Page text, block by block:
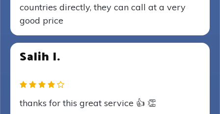
countries directly, they can call at a very
good price
Salih I.
thanks for this great service 👍 👏